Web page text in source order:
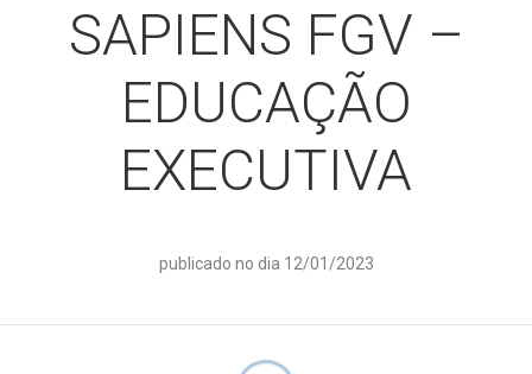
SAPIENS FGV –
EDUCAÇÃO
EXECUTIVA
publicado no dia 12/01/2023